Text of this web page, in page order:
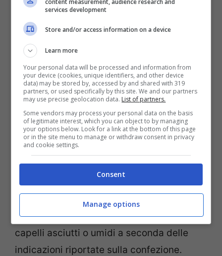
Ma questo non basta, dovremo essere
attente a curare la hair routine al mare.
Come? Quando andiamo in spiaggia
ricordiamoci di mettere dell’ olio protettivo
sui capellisia per proteggerli dal sale che
dai raggi Uva e Uvb.
Stiamo particolarmente attente alle punte
ma andiamo amassaggiarlo bene su tutte
le lunghezze
. Distribuiamolo con le mani o
con un pettine, meglio se a denti larghi per
non stressare i capelli. Applicatelo sui
capelli asciutti o umidi a seconda delle
indicazioni riportate sulla confezione.
services development
Store and/or access information on a device
Learn more
Your personal data will be processed and information from
your device (cookies, unique identifiers, and other device
data) may be stored by, accessed by and shared with 319
partners, or used specifically by this site. We and our partners
may use precise geolocation data. List of partners.
Some vendors may process your personal data on the basis
of legitimate interest, which you can object to by managing
your options below. Look for a link at the bottom of this page
or in the site menu to manage or withdraw consent in privacy
and cookie settings.
Consent
Manage options